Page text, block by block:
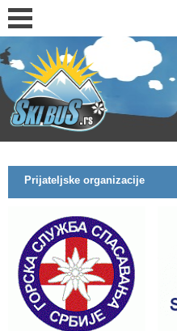
Prijateljske organizacije